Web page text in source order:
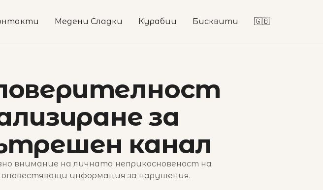
Медени Сладки Курабии Бисквити 🇬🇧
за
канал
внимание на личната неприкосновеност на
информация за нарушения.